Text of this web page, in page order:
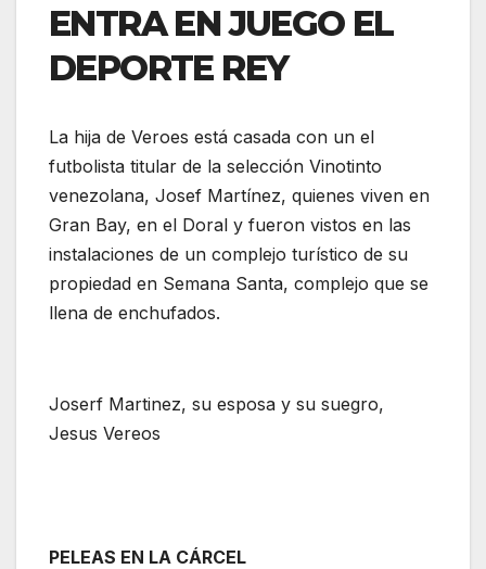
ENTRA EN JUEGO EL
DEPORTE REY
La hija de Veroes está casada con un el
futbolista titular de la selección Vinotinto
venezolana, Josef Martínez, quienes viven en
Gran Bay, en el Doral y fueron vistos en las
instalaciones de un complejo turístico de su
propiedad en Semana Santa, complejo que se
llena de enchufados.
Joserf Martinez, su esposa y su suegro,
Jesus Vereos
PELEAS EN LA CÁRCEL